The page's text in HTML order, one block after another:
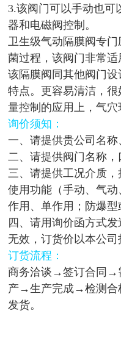
3.该阀门可以手动也可
器和电磁阀控制。
卫生级气动隔膜阀专
菌过程，该阀门非常适
该隔膜阀同其他阀门
特点。更容易清洁，
量控制的应用上，气穴
询价须知：
一、请提供贵公司名称
二、请提供阀门名称
三、请提供工况介质
使用功能（手动、气
作用、单作用；防爆型
四、请用询价函方式
无效，订货价以本公司
订货流程：
商务洽谈→签订合同→
产→生产完成→检测
发货。